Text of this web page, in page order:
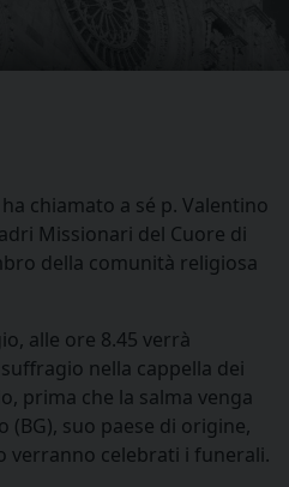
chiamato a sé p. Valentino
Missionari del Cuore di
della comunità religiosa
alle ore 8.45 verrà
nella cappella dei
prima che la salma venga
(BG), suo paese di origine,
verranno celebrati i funerali.